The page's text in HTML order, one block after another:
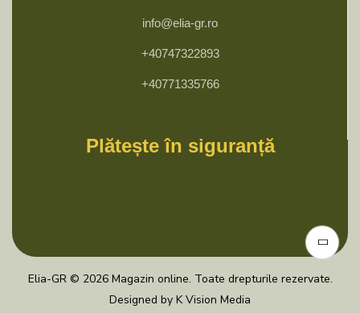
info@elia-gr.ro
+40747322893
+40771335766
Plătește în siguranță
Elia-GR © 2026 Magazin online. Toate drepturile rezervate.
Designed by K Vision Media